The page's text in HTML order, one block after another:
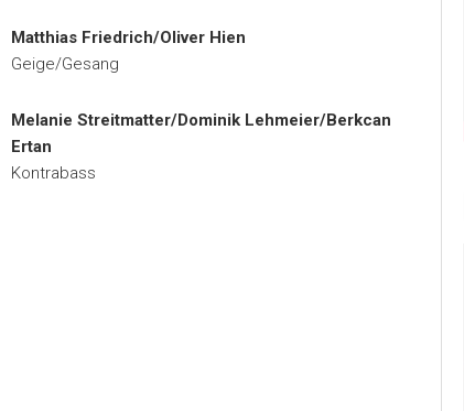
Matthias Friedrich/Oliver Hien
Geige/Gesang
Melanie Streitmatter/Dominik Lehmeier/Berkcan
Ertan
Kontrabass